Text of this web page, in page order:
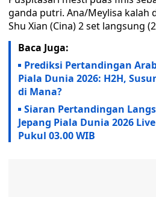
ganda putri. Ana/Meylisa kalah
Shu Xian (Cina) 2 set langsung
Baca Juga:
Prediksi Pertandingan
Piala Dunia 2026: H2H,
di Mana?
Siaran Pertandingan
Jepang Piala Dunia 2026
Pukul 03.00 WIB